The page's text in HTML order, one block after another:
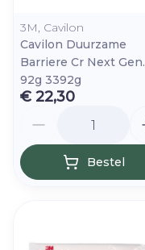
3M, Cavilon
Cavilon Duurzame
Barriere Cr Next Gen.
92g 3392g
€ 22,30
Bestel